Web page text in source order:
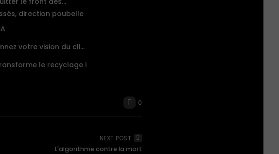
direction poubelle
Aurora de Microsoft : révolutionnez votre vision du climat!
le recyclage !
0
NEXT POST
L'algorithme contre la mort